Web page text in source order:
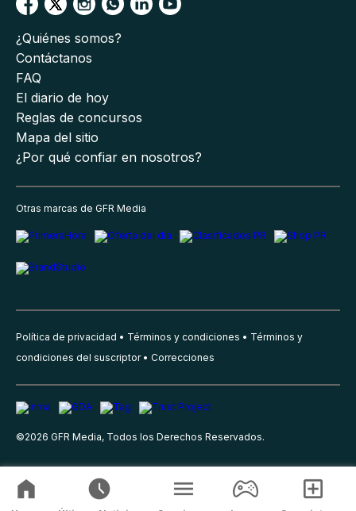
¿Quiénes somos?
Contáctanos
FAQ
El diario de hoy
Reglas de concursos
Mapa del sitio
¿Por qué confiar en nosotros?
Otras marcas de GFR Media
Política de privacidad Términos y condiciones
Términos y
condiciones del suscriptor
Correcciones
©2026 GFR Media, Todos los Derechos Reservados.